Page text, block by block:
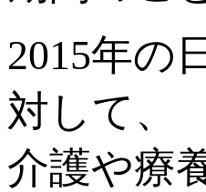
2015年の
対して、
介護や療